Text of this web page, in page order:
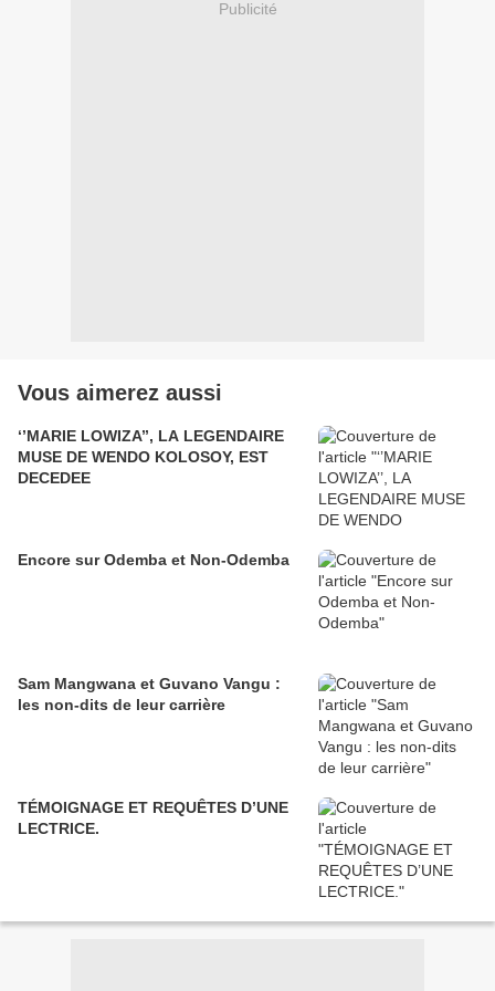
Publicité
Vous aimerez aussi
‘’MARIE LOWIZA’’, LA LEGENDAIRE
MUSE DE WENDO KOLOSOY, EST
DECEDEE
Encore sur Odemba et Non-Odemba
Sam Mangwana et Guvano Vangu :
les non-dits de leur carrière
TÉMOIGNAGE ET REQUÊTES D’UNE
LECTRICE.